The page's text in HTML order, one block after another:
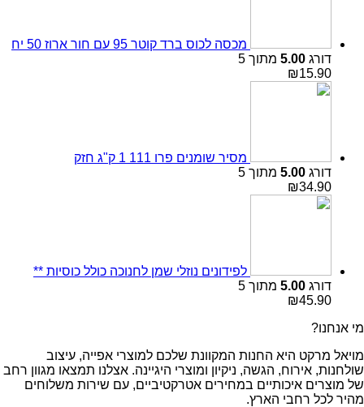
מכסה לכוס ברד קוטר 95 עם חור ארוז 50 יח
דורג 5.00 מתוך 5
₪15.90
מסיר שומנים פרו 111 1 ק"ג חזק
דורג 5.00 מתוך 5
₪34.90
לפידונים נוזלי שמן לחנוכה כולל כוסיות **
דורג 5.00 מתוך 5
₪45.90
מי אנחנו?
מויאל מרקט היא החנות המקוונת שלכם למוצרי אפייה, עיצוב
שולחנות, אירוח, הגשה, ניקיון ומוצרי היגיינה. אצלנו תמצאו מגוון רחב
של מוצרים איכותיים במחירים אטרקטיביים, עם שירות משלוחים
מהיר לכל רחבי הארץ.